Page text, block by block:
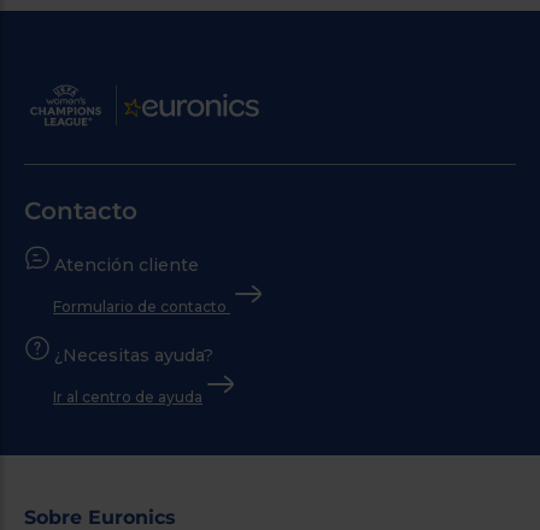
Contacto
Atención cliente
Formulario de contacto
¿Necesitas ayuda?
Ir al centro de ayuda
Sobre Euronics